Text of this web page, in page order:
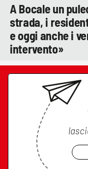
A Bocale un
strada, i
e oggi anche i
intervento»